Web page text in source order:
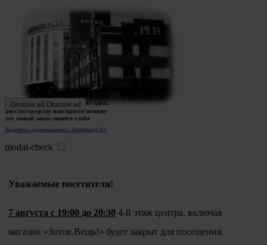
Поделитесь воспоминаниями о Хлебозаводе №5
Ждем истории тех, кто работал здесь,
жил по соседству или просто помнит
тот самый запах свежего хлеба
Dismiss ad Dismiss ad
modal-check
Уважаемые посетители!
7 августа с 19:00 до 20:30 4-й этаж центра, включая
магазин «Зотов.Вещь!» будет закрыт для посещения.